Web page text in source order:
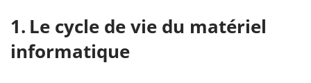
Le cycle de vie du matériel
informatique